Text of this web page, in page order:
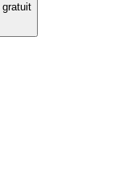
gratuit